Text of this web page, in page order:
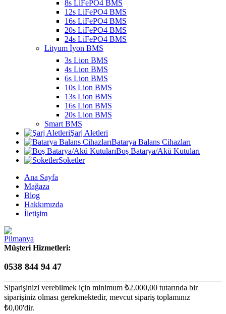
8s LiFePO4 BMS
12s LiFePO4 BMS
16s LiFePO4 BMS
20s LiFePO4 BMS
24s LiFePO4 BMS
Lityum İyon BMS
3s Lion BMS
4s Lion BMS
6s Lion BMS
10s Lion BMS
13s Lion BMS
16s Lion BMS
20s Lion BMS
Smart BMS
Şarj Aletleri
Batarya Balans Cihazları
Boş Batarya/Akü Kutuları
Soketler
Ana Sayfa
Mağaza
Blog
Hakkımızda
İletişim
Müşteri Hizmetleri:
0538 844 94 47
Siparişinizi verebilmek için minimum ₺2.000,00 tutarında bir
siparişiniz olması gerekmektedir, mevcut sipariş toplamınız
₺0,00'dir.